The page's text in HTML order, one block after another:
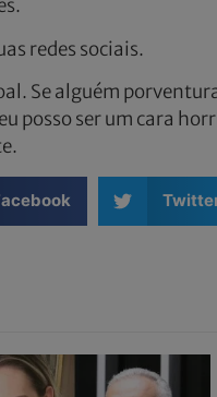
redes sociais.
Se alguém
posso ser um cara